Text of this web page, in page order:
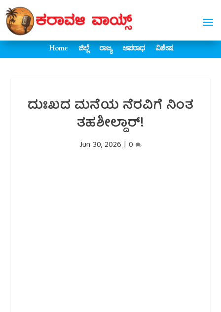
Home ಜಿಲ್ಲೆ ರಾಜ್ಯ ಅಪರಾಧ ವಿಶೇಷ
ದುಃಖದ ಮನೆಯ ನೆರವಿಗೆ ನಿಂತ
ತಹಶೀಲ್ದಾರ್!
Jun 30, 2026 | 0